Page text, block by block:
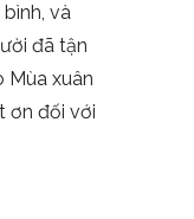
và
đã tận
xuân
ơn đối với